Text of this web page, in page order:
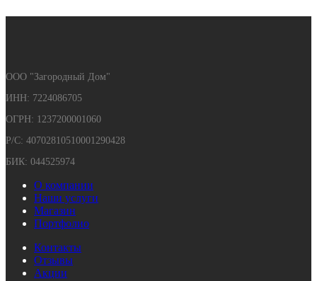
ООО "Загородный Дом"
ИНН: 7224086705
ОГРН: 1237200001060
Р/С: 40702810510001290428
БИК: 044525974
О компании
Наши услуги
Магазин
Портфолио
Контакты
Отзывы
Акции